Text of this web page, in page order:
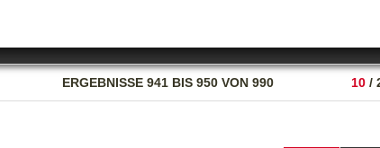
ERGEBNISSE941 BIS 950 VON 990 10 /
Name Anbieter Zweck
CMS_SESSION_ID
gabal-
Wird für die Speicherung der Benutzer-